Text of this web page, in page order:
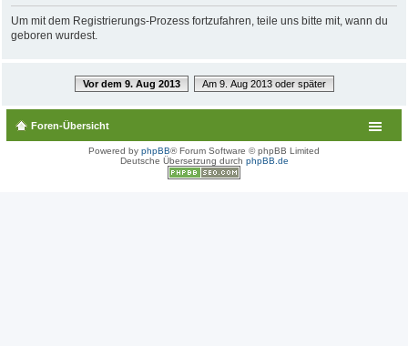
Um mit dem Registrierungs-Prozess fortzufahren, teile uns bitte mit, wann du
geboren wurdest.
Vor dem 9. Aug 2013 Am 9. Aug 2013 oder später
Foren-Übersicht
Powered by phpBB® Forum Software © phpBB Limited
Deutsche Übersetzung durch phpBB.de